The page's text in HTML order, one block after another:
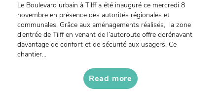
Le Boulevard urbain à Tilff a été inauguré ce mercredi 8
novembre en présence des autorités régionales et
communales. Grâce aux aménagements réalisés, la zone
d’entrée de Tilff en venant de l’autoroute offre dorénavant
davantage de confort et de sécurité aux usagers. Ce
chantier...
Read more